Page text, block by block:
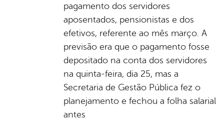
pagamento dos servidores
aposentados, pensionistas e dos
efetivos, referente ao mês março. A
previsão era que o pagamento fosse
depositado na conta dos servidores
na quinta-feira, dia 25, mas a
Secretaria de Gestão Pública fez o
planejamento e fechou a folha salarial
antes